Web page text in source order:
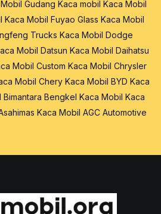
Gudang Kaca mobil Kaca Mobil
Kaca Mobil Fuyao Glass Kaca Mobil
Trucks Kaca Mobil Dodge
Mobil Datsun Kaca Mobil Daihatsu
Mobil Custom Kaca Mobil Chrysler
Mobil Chery Kaca Mobil BYD Kaca
Bimantara Bengkel Kaca Mobil Kaca
Kaca Mobil AGC Automotive